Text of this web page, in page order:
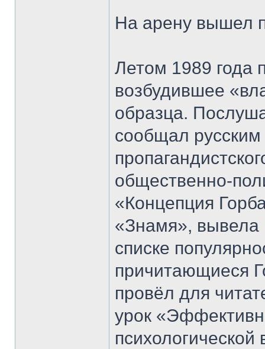
На арену вышел
Летом 1989 года
возбудившее
образца.
сообщал русским
общественно-
«Концепция
«Знамя», вывела
списке
причитающиеся
провёл для
урок